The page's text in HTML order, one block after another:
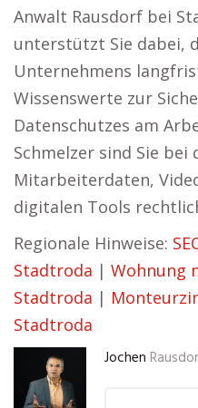
Anwalt Rausdorf bei
unterstützt Sie dabei,
Unternehmens
Wissenswerte zur
Datenschutzes am
Schmelzer sind Sie
Mitarbeiterdaten,
digitalen Tools
Regionale Hinweise:
Stadtroda | Wohnung
Stadtroda |
Stadtroda
Jochen